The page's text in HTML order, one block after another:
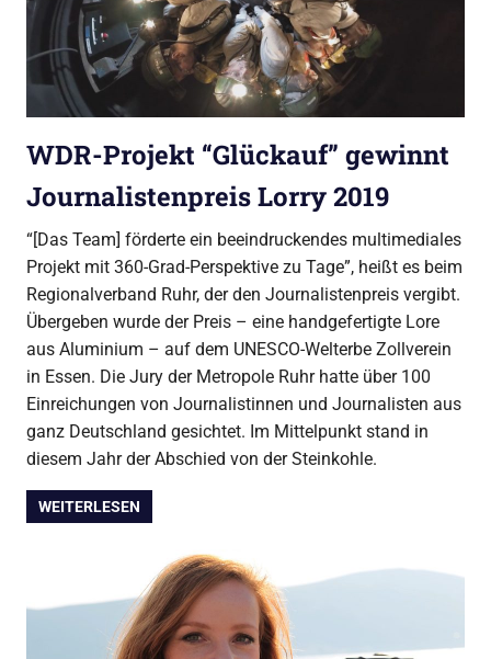
WDR-Projekt “Glückauf” gewinnt
Journalistenpreis Lorry 2019
“[Das Team] förderte ein beeindruckendes multimediales
Projekt mit 360-Grad-Perspektive zu Tage”, heißt es beim
Regionalverband Ruhr, der den Journalistenpreis vergibt.
Übergeben wurde der Preis – eine handgefertigte Lore
aus Aluminium – auf dem UNESCO-Welterbe Zollverein
in Essen. Die Jury der Metropole Ruhr hatte über 100
Einreichungen von Journalistinnen und Journalisten aus
ganz Deutschland gesichtet. Im Mittelpunkt stand in
diesem Jahr der Abschied von der Steinkohle.
WEITERLESEN